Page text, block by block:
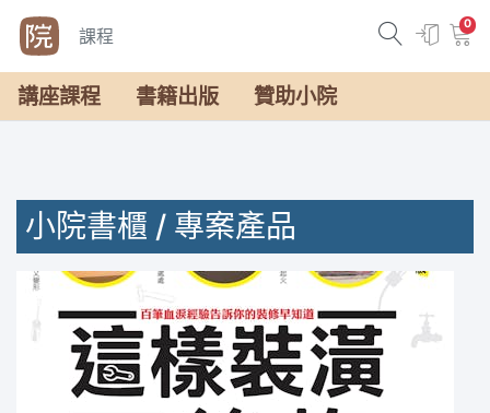
課程
0
講座課程 書籍出版 贊助小院
小院書櫃 / 專案產品